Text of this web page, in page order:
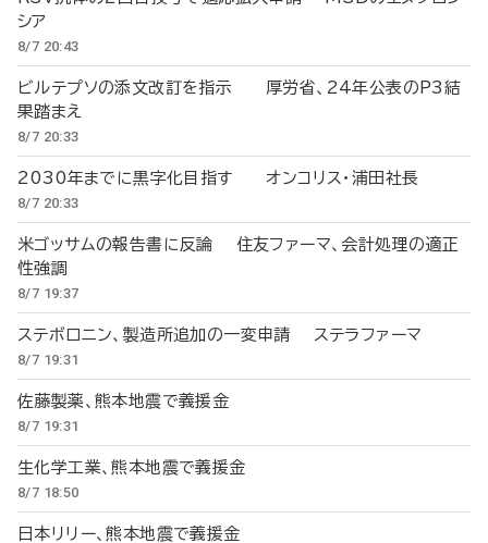
シア
8/7 20:43
ビルテプソの添文改訂を指示 厚労省、24年公表のP3結
果踏まえ
8/7 20:33
2030年までに黒字化目指す オンコリス・浦田社長
8/7 20:33
米ゴッサムの報告書に反論 住友ファーマ、会計処理の適正
性強調
8/7 19:37
ステボロニン、製造所追加の一変申請 ステラファーマ
8/7 19:31
佐藤製薬、熊本地震で義援金
8/7 19:31
生化学工業、熊本地震で義援金
8/7 18:50
日本リリー、熊本地震で義援金